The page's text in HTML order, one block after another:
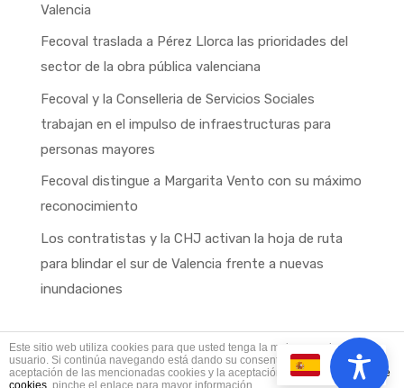
Valencia
Fecoval traslada a Pérez Llorca las prioridades del
sector de la obra pública valenciana
Fecoval y la Conselleria de Servicios Sociales
trabajan en el impulso de infraestructuras para
personas mayores
Fecoval distingue a Margarita Vento con su máximo
reconocimiento
Los contratistas y la CHJ activan la hoja de ruta
para blindar el sur de Valencia frente a nuevas
inundaciones
Fecoval © Copyright 2025
Este sitio web utiliza cookies para que usted tenga la mejor experiencia de
usuario. Si continúa navegando está dando su consentimiento para la
aceptación de las mencionadas cookies y la aceptación de nuestra
política de
cookies , pinche el enlace para mayor información.
ES